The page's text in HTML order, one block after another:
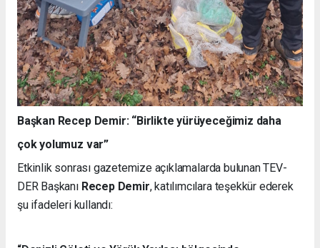
Başkan Recep Demir: “Birlikte yürüyeceğimiz daha
çok yolumuz var”
Etkinlik sonrası gazetemize açıklamalarda bulunan TEV-
DER Başkanı Recep Demir, katılımcılara teşekkür ederek
şu ifadeleri kullandı: